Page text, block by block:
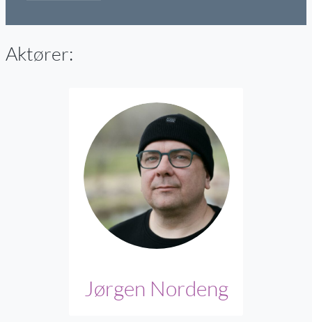
Aktører:
Jørgen Nordeng